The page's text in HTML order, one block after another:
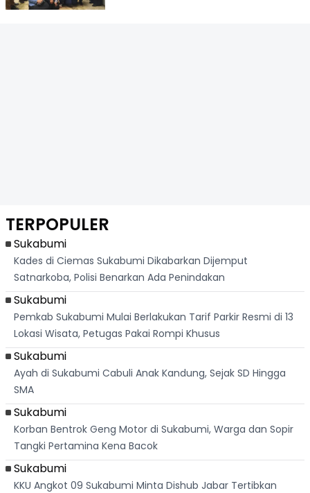
TERPOPULER
Sukabumi
Kades di Ciemas Sukabumi Dikabarkan Dijemput
Satnarkoba, Polisi Benarkan Ada Penindakan
Sukabumi
Pemkab Sukabumi Mulai Berlakukan Tarif Parkir Resmi di 13
Lokasi Wisata, Petugas Pakai Rompi Khusus
Sukabumi
Ayah di Sukabumi Cabuli Anak Kandung, Sejak SD Hingga
SMA
Sukabumi
Korban Bentrok Geng Motor di Sukabumi, Warga dan Sopir
Tangki Pertamina Kena Bacok
Sukabumi
KKU Angkot 09 Sukabumi Minta Dishub Jabar Tertibkan